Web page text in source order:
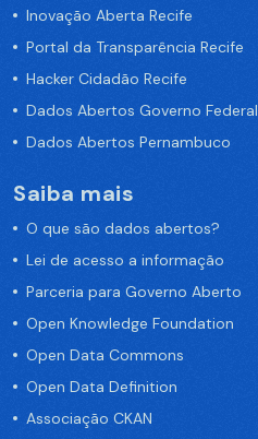
Inovação Aberta Recife
Portal da Transparência Recife
Hacker Cidadão Recife
Dados Abertos Governo Federal
Dados Abertos Pernambuco
Saiba mais
O que são dados abertos?
Lei de acesso a informação
Parceria para Governo Aberto
Open Knowledge Foundation
Open Data Commons
Open Data Definition
Associação CKAN